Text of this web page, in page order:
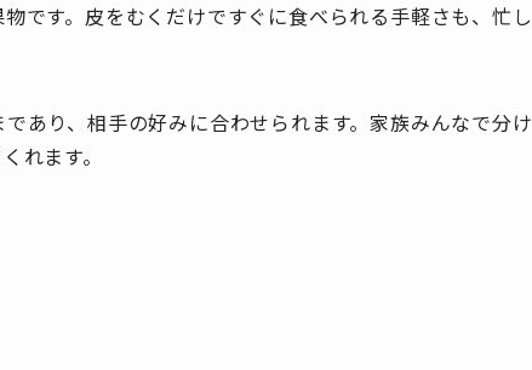
です。皮をむくだけですぐに食べられる手軽さも、忙し
あり、相手の好みに合わせられます。家族みんなで分け
れます。